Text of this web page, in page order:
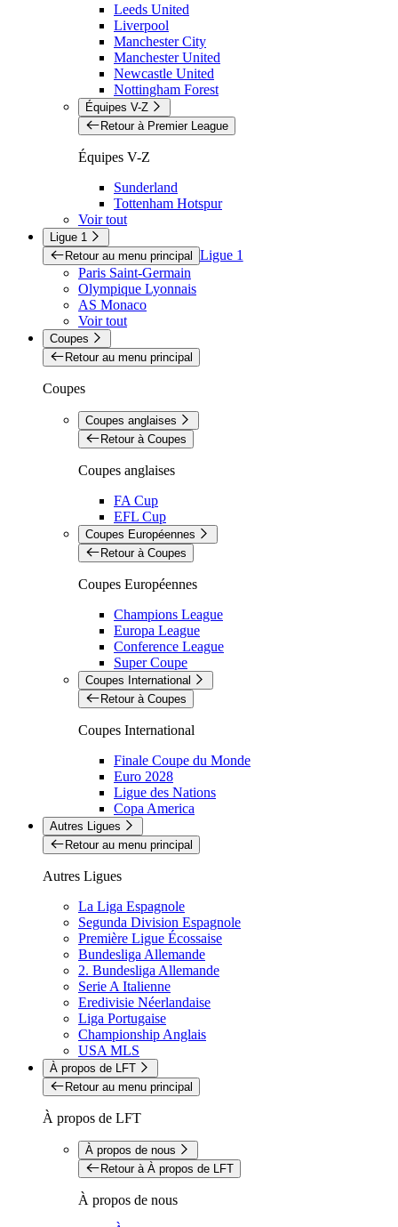
Leeds United
Liverpool
Manchester City
Manchester United
Newcastle United
Nottingham Forest
Équipes V-Z
Retour à Premier League
Équipes V-Z
Sunderland
Tottenham Hotspur
Voir tout
Ligue 1
Retour au menu principal Ligue 1
Paris Saint-Germain
Olympique Lyonnais
AS Monaco
Voir tout
Coupes
Retour au menu principal
Coupes
Coupes anglaises
Retour à Coupes
Coupes anglaises
FA Cup
EFL Cup
Coupes Européennes
Retour à Coupes
Coupes Européennes
Champions League
Europa League
Conference League
Super Coupe
Coupes International
Retour à Coupes
Coupes International
Finale Coupe du Monde
Euro 2028
Ligue des Nations
Copa America
Autres Ligues
Retour au menu principal
Autres Ligues
La Liga Espagnole
Segunda Division Espagnole
Première Ligue Écossaise
Bundesliga Allemande
2. Bundesliga Allemande
Serie A Italienne
Eredivisie Néerlandaise
Liga Portugaise
Championship Anglais
USA MLS
À propos de LFT
Retour au menu principal
À propos de LFT
À propos de nous
Retour à À propos de LFT
À propos de nous